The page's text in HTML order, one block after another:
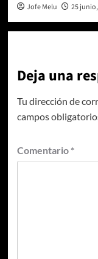
Jofe Melu 25
Deja una
Tu dirección de
campos
Comentario *